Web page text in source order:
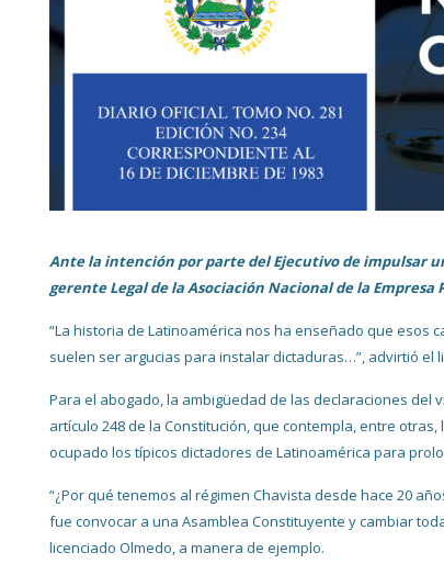
Ante la intención por parte del Ejecutivo de impulsar
gerente Legal de la Asociación Nacional de la
“La historia de Latinoamérica nos ha enseñado que esos
suelen ser argucias para instalar dictaduras…”, advirtió el
Para el abogado, la ambigüedad de las declaraciones
artículo 248 de la Constitución, que contempla, entre
ocupado los típicos dictadores de Latinoamérica para
“¿Por qué tenemos al régimen Chavista desde hace 20
fue convocar a una Asamblea Constituyente y cambiar
licenciado Olmedo, a manera de ejemplo.